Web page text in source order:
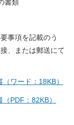
書類
事項を記載のう
、または郵送にて
ワード：18KB）
PDF：82KB）